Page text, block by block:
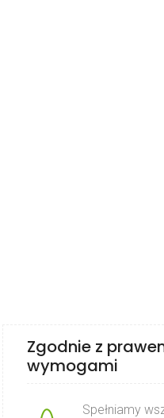
Zgodnie z
wymogami
Spełniamy